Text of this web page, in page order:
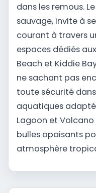
dans les remous.
sauvage, invite à
courant à travers
espaces dédiés
Beach et Kiddie
ne sachant pas
toute sécurité
aquatiques
Lagoon et
bulles apaisants
atmosphère